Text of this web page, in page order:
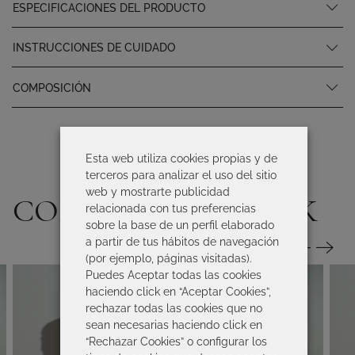
ESPECIFICACIONES DEL PRODUCTO
INSTRUCCIONES DE CUIDADO
COMPOSICIÓN
COMPLETA TU LOOK
Esta web utiliza cookies propias y de
terceros para analizar el uso del sitio
web y mostrarte publicidad
relacionada con tus preferencias
sobre la base de un perfil elaborado
a partir de tus hábitos de navegación
(por ejemplo, páginas visitadas).
Puedes Aceptar todas las cookies
haciendo click en “Aceptar Cookies”,
rechazar todas las cookies que no
sean necesarias haciendo click en
“Rechazar Cookies” o configurar los